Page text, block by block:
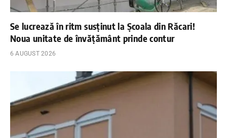
Se lucrează în ritm susținut la Școala din Răcari!
Noua unitate de învățământ prinde contur
6 AUGUST 2026